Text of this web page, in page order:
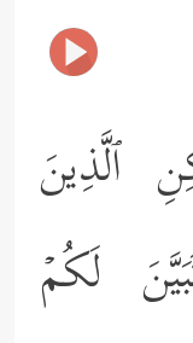
ٱلَّذِینَ
لَكُمۡ